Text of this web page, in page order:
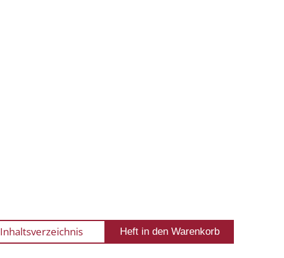
Inhaltsverzeichnis